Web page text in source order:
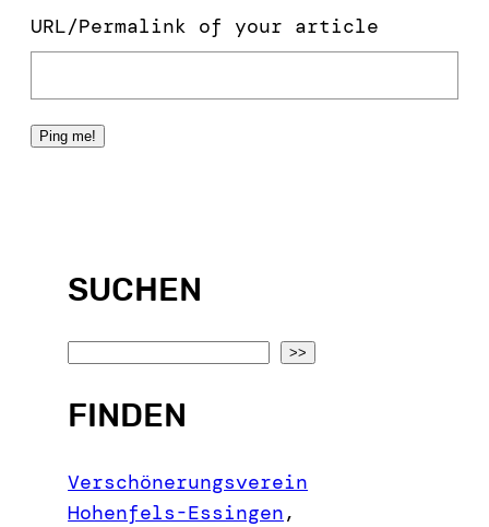
URL/Permalink of your article
SUCHEN
a
c
h
>>
FINDEN
Verschönerungsverein
Hohenfels-Essingen,